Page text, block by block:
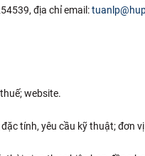
địa chỉ email:
website.
tính, yêu cầu kỹ thuật; đơn